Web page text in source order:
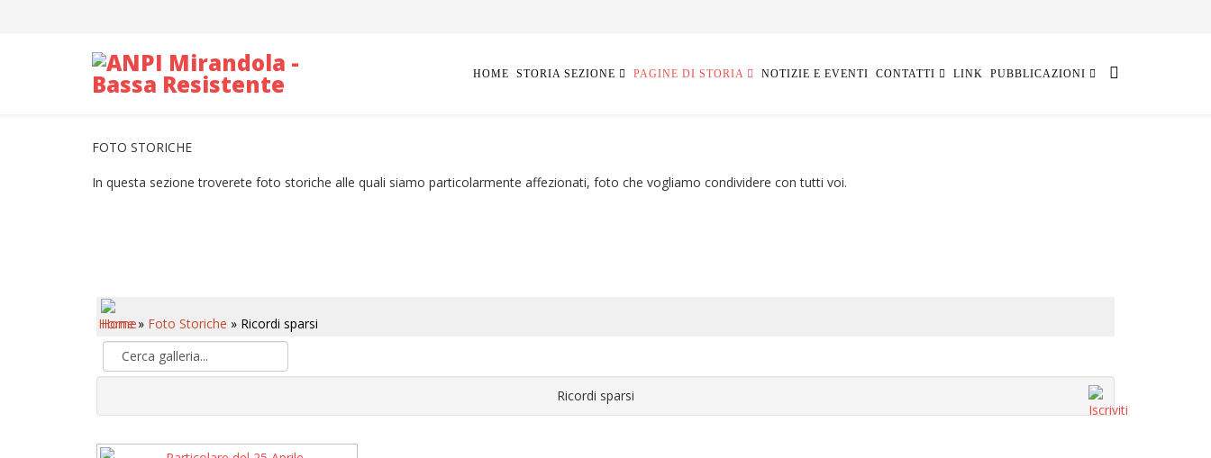
HOME STORIA SEZIONE PAGINE DI STORIA NOTIZIE E EVENTI CONTATTI LINK PUBBLICAZIONI
FOTO STORICHE
In questa sezione troverete foto storiche alle quali siamo particolarmente affezionati, foto che vogliamo condividere con tutti voi.
Home» Foto Storiche » Ricordi sparsi
Ricordi sparsi